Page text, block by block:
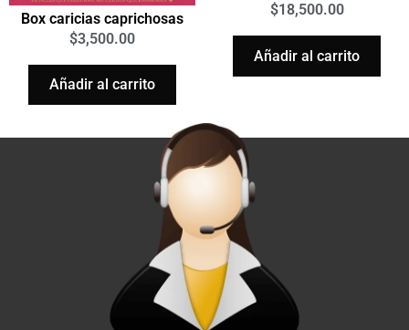
Box caricias caprichosas
$3,500.00
Añadir al carrito
$18,500.00
Añadir al carrito